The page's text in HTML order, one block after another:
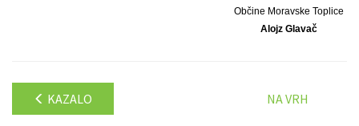
Občine Moravske Toplice
Alojz Glavač
KAZALO NA VRH